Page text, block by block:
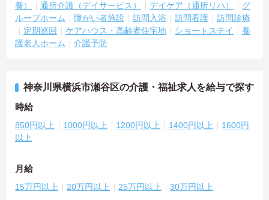
養）
通所介護（デイサービス） デイケア（通所リハ）
グ
ループホーム
障がい者施設 訪問入浴 訪問看護
訪問診療
定期巡回
ケアハウス・高齢者住宅地 ショートステイ
養
護老人ホーム
介護予防
神奈川県横浜市瀬谷区の介護・福祉求人を給与で探す
時給
850円以上 1000円以上 1200円以上 1400円以上
1600円
以上
月給
15万円以上 20万円以上 25万円以上 30万円以上